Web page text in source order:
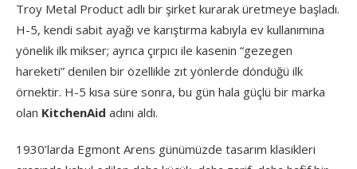
Troy Metal Product adlı bir şirket kurarak üretmeye başladı.
H-5, kendi sabit ayağı ve karıştırma kabıyla ev kullanımına
yönelik ilk mikser; ayrıca çırpıcı ile kasenin “gezegen
hareketi” denilen bir özellikle zıt yönlerde döndüğü ilk
örnektir. H-5 kısa süre sonra, bu gün hala güçlü bir marka
olan KitchenAid adını aldı.
1930’larda Egmont Arens günümüzde tasarım klasikleri